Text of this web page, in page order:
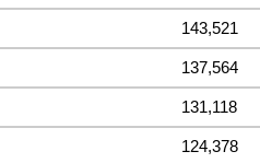
143,521
137,564
131,118
124,378